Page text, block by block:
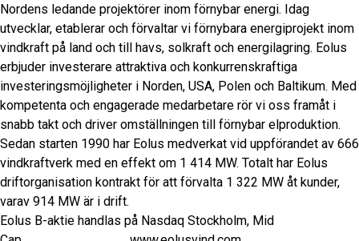
Nordens ledande projektörer inom förnybar energi. Idag
utvecklar, etablerar och förvaltar vi förnybara energiprojekt inom
vindkraft på land och till havs, solkraft och energilagring. Eolus
erbjuder investerare attraktiva och konkurrenskraftiga
investeringsmöjligheter i Norden, USA, Polen och Baltikum. Med
kompetenta och engagerade medarbetare rör vi oss framåt i
snabb takt och driver omställningen till förnybar elproduktion.
Sedan starten 1990 har Eolus medverkat vid uppförandet av 666
vindkraftverk med en effekt om 1 414 MW. Totalt har Eolus
driftorganisation kontrakt för att förvalta 1 322 MW åt kunder,
varav 914 MW är i drift.
Eolus B-aktie handlas på Nasdaq Stockholm, Mid